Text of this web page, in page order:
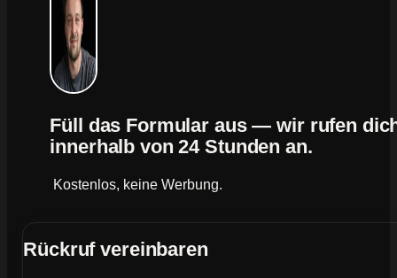
Rückruf vereinbaren
Füll das Formular aus — wir rufen
innerhalb von 24 Stunden an.
Kostenlos, keine Werbung.